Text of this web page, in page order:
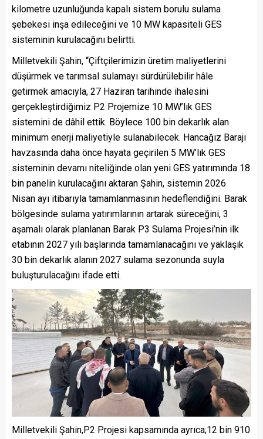
kilometre uzunluğunda kapalı sistem borulu sulama
şebekesi inşa edileceğini ve 10 MW kapasiteli GES
sisteminin kurulacağını belirtti.
Milletvekili Şahin, “Çiftçilerimizin üretim maliyetlerini
düşürmek ve tarımsal sulamayı sürdürülebilir hâle
getirmek amacıyla, 27 Haziran tarihinde ihalesini
gerçekleştirdiğimiz P2 Projemize 10 MW’lık GES
sistemini de dâhil ettik. Böylece 100 bin dekarlık alan
minimum enerji maliyetiyle sulanabilecek. Hancağız Barajı
havzasında daha önce hayata geçirilen 5 MW’lık GES
sisteminin devamı niteliğinde olan yeni GES yatırımında 18
bin panelin kurulacağını aktaran Şahin, sistemin 2026
Nisan ayı itibarıyla tamamlanmasının hedeflendiğini. Barak
bölgesinde sulama yatırımlarının artarak süreceğini, 3
aşamalı olarak planlanan Barak P3 Sulama Projesi’nin ilk
etabının 2027 yılı başlarında tamamlanacağını ve yaklaşık
30 bin dekarlık alanın 2027 sulama sezonunda suyla
buluşturulacağını ifade etti.
Milletvekili Şahin,P2 Projesi kapsamında ayrıca;12 bin 910